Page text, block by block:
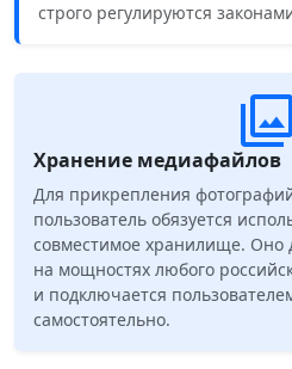
строго регулируются
Хранение медиафайлов
Для прикрепления
пользователь обязуется
совместимое хранилище. Оно
на мощностях любого
и подключается
самостоятельно.